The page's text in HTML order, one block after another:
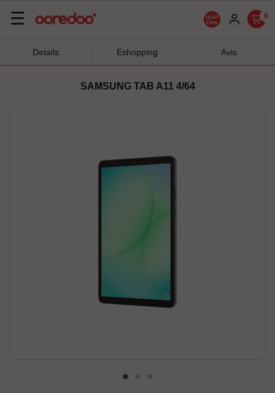
Basculer
navigation
☰ 0
SAMSUNG TAB A11 4/64
Details Eshopping Avis